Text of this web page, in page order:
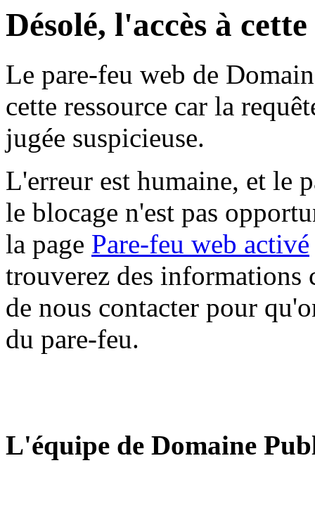
Désolé, l'accès à
Le pare-feu web de
cette ressource car la
jugée suspicieuse.
L'erreur est humaine, et le
le blocage n'est pas
la page Pare-feu web activé
trouverez des informations
de nous contacter pour
du pare-feu.
L'équipe de Domaine